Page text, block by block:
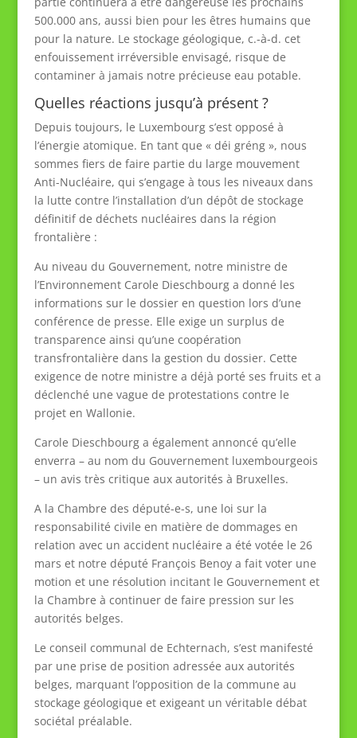
500.000 ans, aussi bien pour les êtres humains que
pour la nature. Le stockage géologique, c.-à-d. cet
enfouissement irréversible envisagé, risque de
contaminer à jamais notre précieuse eau potable.
Quelles réactions jusqu’à présent ?
Depuis toujours, le Luxembourg s’est opposé à
l’énergie atomique. En tant que « déi gréng », nous
sommes fiers de faire partie du large mouvement
Anti-Nucléaire, qui s’engage à tous les niveaux dans
la lutte contre l’installation d’un dépôt de stockage
définitif de déchets nucléaires dans la région
frontalière :
Au niveau du Gouvernement, notre ministre de
l’Environnement Carole Dieschbourg a donné les
informations sur le dossier en question lors d’une
conférence de presse. Elle exige un surplus de
transparence ainsi qu’une coopération
transfrontalière dans la gestion du dossier. Cette
exigence de notre ministre a déjà porté ses fruits et a
déclenché une vague de protestations contre le
projet en Wallonie.
Carole Dieschbourg a également annoncé qu’elle
enverra – au nom du Gouvernement luxembourgeois
– un avis très critique aux autorités à Bruxelles.
A la Chambre des député-e-s, une loi sur la
responsabilité civile en matière de dommages en
relation avec un accident nucléaire a été votée le 26
mars et notre député François Benoy a fait voter une
motion et une résolution incitant le Gouvernement et
la Chambre à continuer de faire pression sur les
autorités belges.
Le conseil communal de Echternach, s’est manifesté
par une prise de position adressée aux autorités
belges, marquant l’opposition de la commune au
stockage géologique et exigeant un véritable débat
sociétal préalable.